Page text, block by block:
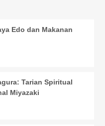
Edo dan Makanan
Tarian Spiritual
Miyazaki